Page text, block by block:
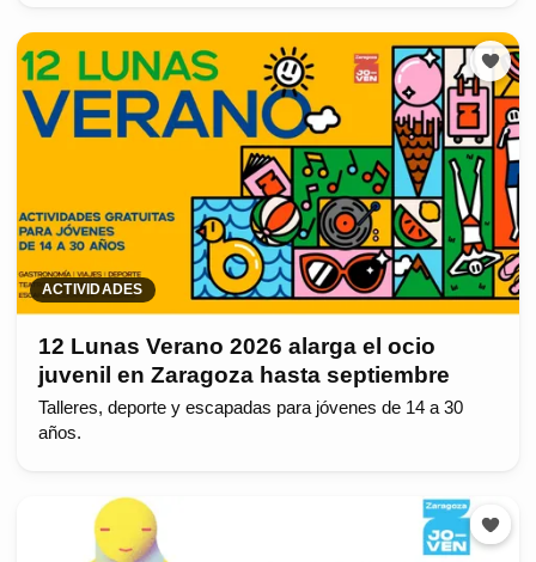
ACTIVIDADES
12 Lunas Verano 2026 alarga el ocio
juvenil en Zaragoza hasta septiembre
Talleres, deporte y escapadas para jóvenes de 14 a 30
años.